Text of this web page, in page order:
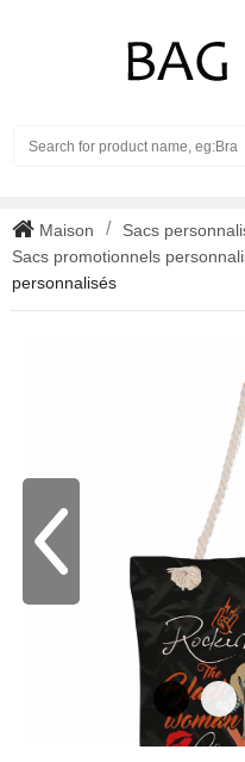
Maison
Sacs
Sacs promotionnels
personnalisés